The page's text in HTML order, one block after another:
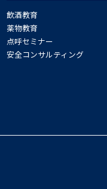
飲酒教育
薬物教育
点呼セミナー
安全コンサルティング